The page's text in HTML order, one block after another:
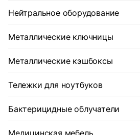
Нейтральное оборудование
Металлические ключницы
Металлические кэшбоксы
Тележки для ноутбуков
Бактерицидные облучатели
Медицинская мебель